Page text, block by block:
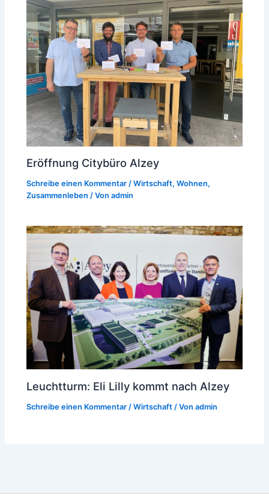
Eröffnung Citybüro Alzey
Schreibe einen Kommentar /Wirtschaft,Wohnen,
Zusammenleben / Vonadmin
Leuchtturm: Eli Lilly kommt nach Alzey
Schreibe einen Kommentar /Wirtschaft / Vonadmin